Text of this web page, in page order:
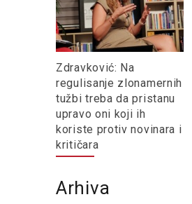
Zdravković: Na
regulisanje zlonamernih
tužbi treba da pristanu
upravo oni koji ih
koriste protiv novinara i
kritičara
Arhiva